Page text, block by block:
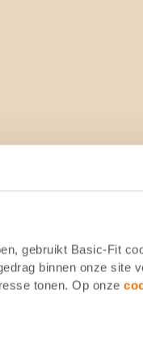
gebruikt Basic-Fit
binnen onze site
tonen. Op onze